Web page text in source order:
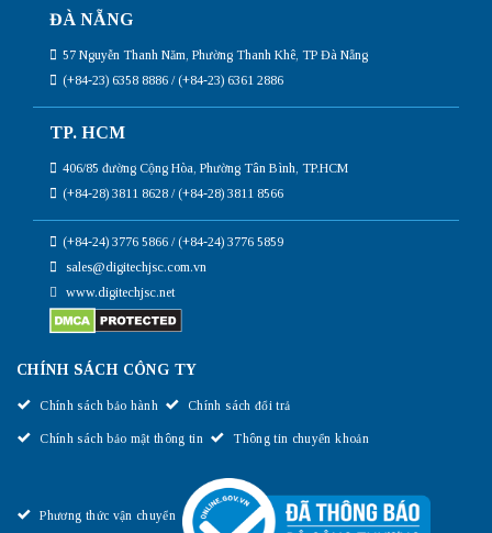
ĐÀ NẴNG
57 Nguyễn Thanh Năm, Phường Thanh Khê, TP Đà Nẵng
(+84-23) 6358 8886 / (+84-23) 6361 2886
TP. HCM
406/85 đường Cộng Hòa, Phường Tân Bình, TP.HCM
(+84-28) 3811 8628 / (+84-28) 3811 8566
(+84-24) 3776 5866 / (+84-24) 3776 5859
sales@digitechjsc.com.vn
www.digitechjsc.net
CHÍNH SÁCH CÔNG TY
Chính sách bảo hành Chính sách đổi trả
Chính sách bảo mật thông tin Thông tin chuyển khoản
Phương thức vận chuyển